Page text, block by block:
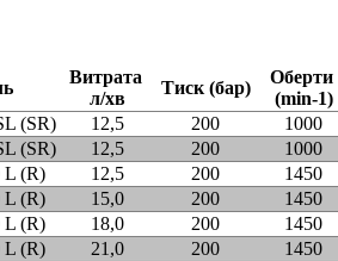
Витрата
л/хв
Тиск (бар)
Оберти
(min-1)
(SR)
12,5 200 1000
(SR)
12,5 200 1000
L (R)
12,5 200 1450
L (R)
15,0 200 1450
L (R)
18,0 200 1450
L (R)
21,0 200 1450